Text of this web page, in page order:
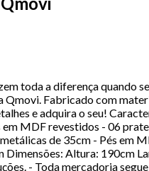
toda a diferença quando
Qmovi. Fabricado com
e adquira o seu!
MDF revestidos - 06
de 35cm - Pés em
Altura: 190cm
- Toda mercadoria